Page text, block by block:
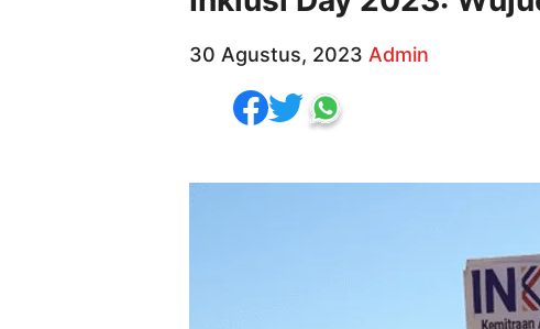
30 Agustus, 2023 Admin